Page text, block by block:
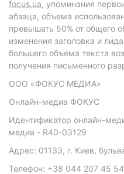
focus.ua, упоминания
абзаца, объема
превышать 50% от общего
изменения заголовка и
большего объема текста
получения письменного
ООО «ФОКУС МЕДИА»
Онлайн-медиа ФОКУС
Идентификатор онлайн-
медиа - R40-03129
Адрес: 01133, г. Киев,
Телефон: +38 044 207 45 54